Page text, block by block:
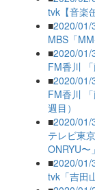
tvk【音楽
■2020/01/
MBS「
■2020/01/
FM香川
■2020/01/
FM香川
週目）
■2020/01/
テレビ東
ONRYU〜
■2020/01/
tvk「吉田